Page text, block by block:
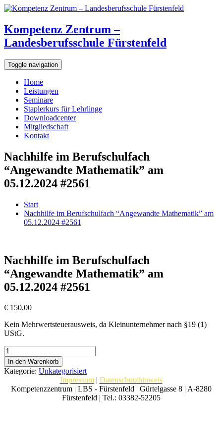
Kompetenz Zentrum –
Landesberufsschule Fürstenfeld
Toggle navigation
Home
Leistungen
Seminare
Staplerkurs für Lehrlinge
Downloadcenter
Mitgliedschaft
Kontakt
Nachhilfe im Berufschulfach
“Angewandte Mathematik” am
05.12.2024 #2561
Start
Nachhilfe im Berufschulfach “Angewandte Mathematik” am
05.12.2024 #2561
Nachhilfe im Berufschulfach
“Angewandte Mathematik” am
05.12.2024 #2561
€ 150,00
Kein Mehrwertsteuerausweis, da Kleinunternehmer nach §19 (1)
UStG.
Nachhilfe
im
Berufschulfach
“Angewandte
Mathematik”
am
In den Warenkorb
Kategorie: Unkategorisiert
Impressum| Datenschutzhinweis
Kompetenzzentrum | LBS - Fürstenfeld | Gürtelgasse 8 | A-8280
Fürstenfeld | Tel.: 03382-52205